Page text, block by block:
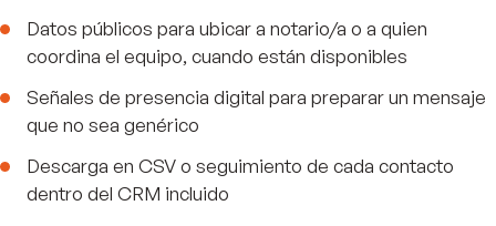
Datos públicos para ubicar a notario/a o a quien
coordina el equipo, cuando están disponibles
Señales de presencia digital para preparar un mensaje
que no sea genérico
Descarga en CSV o seguimiento de cada contacto
dentro del CRM incluido